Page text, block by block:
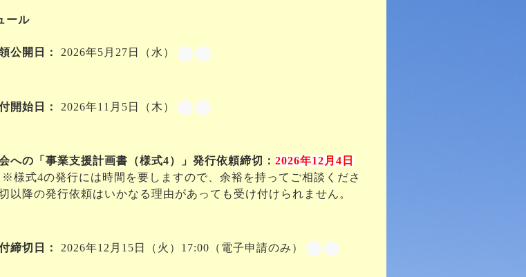
ール
公開日： 2026年5月27日（水）
開始日： 2026年11月5日（木）
への「事業支援計画書（様式4）」発行依頼締切： 2026年12月4日
※様式4の発行には時間を要しますので、余裕を持ってご相談くださ
以降の発行依頼はいかなる理由があっても受け付けられません。
締切日： 2026年12月15日（火）17:00（電子申請のみ）